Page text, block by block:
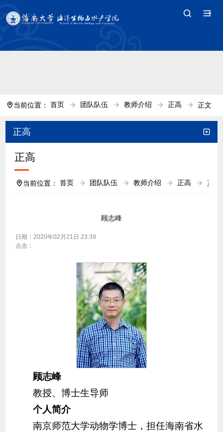
中国·tyc7111cc太阳(集团)官方网站-Branding
当前位置：首页 团队队伍 教师介绍 正高 正文
正高
正高
当前位置：首页 团队队伍 教师介绍 正高 正文
顾志峰
日期：2020年02月21日 23:39
点击：
顾志峰
教授、博士生导师
个人简介
南京师范大学动物学博士，担任海南省水